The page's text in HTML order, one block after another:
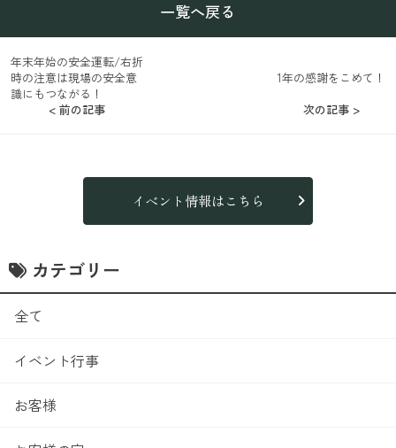
< 前の記事
年末年始の安全運転/右折
時の注意は現場の安全意
識にもつながる！
一覧へ戻る
1年の感謝をこめて！
次の記事 >
イベント情報はこちら
カテゴリー
全て
イベント行事
お客様